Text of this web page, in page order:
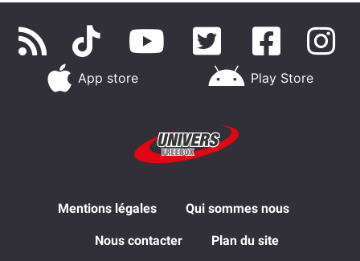
App store Play Store
Mentions légales Qui sommes nous
Nous contacter Plan du site